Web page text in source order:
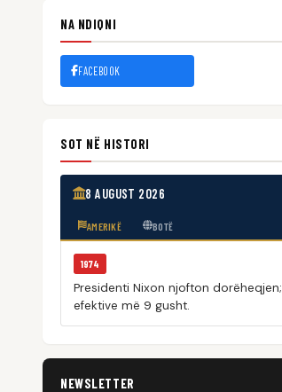
NA NDIQNI
FACEBOOK
SOT NË HISTORI
8 AUGUST 2026
AMERIKË BOTË
1974
Presidenti Nixon njofton dorëheqjen;
efektive më 9 gusht.
NEWSLETTER